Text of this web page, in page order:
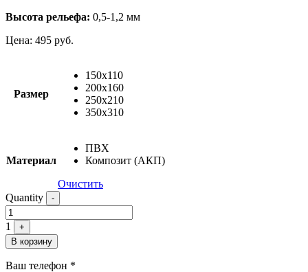
Высота рельефа: 0,5-1,2 мм
Цена: 495 руб.
Размер
150х110
200х160
250х210
350х310
Материал
ПВХ
Композит (АКП)
Очистить
Quantity
-
1
+
В корзину
Ваш телефон *